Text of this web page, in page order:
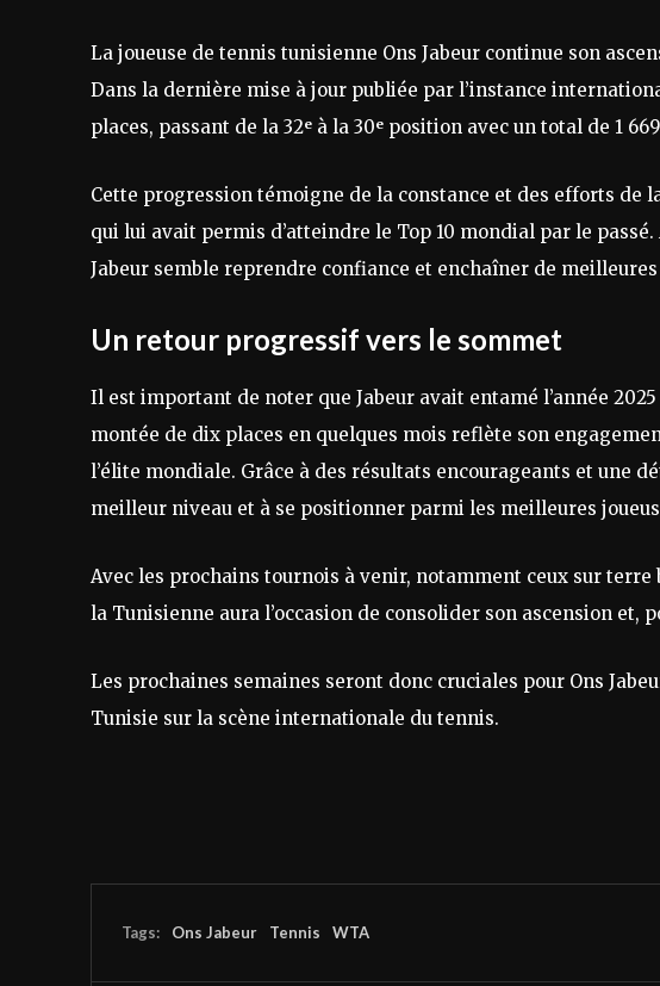
La joueuse de tennis tunisienne Ons Jabeur continue son
Dans la dernière mise à jour publiée par l’instance
places, passant de la 32ᵉ à la 30ᵉ position avec un total de 1
Cette progression témoigne de la constance et des efforts de
qui lui avait permis d’atteindre le Top 10 mondial par le
Jabeur semble reprendre confiance et enchaîner de
Un retour progressif vers le sommet
Il est important de noter que Jabeur avait entamé l’année
montée de dix places en quelques mois reflète son
l’élite mondiale. Grâce à des résultats encourageants et une
meilleur niveau et à se positionner parmi les meilleures
Avec les prochains tournois à venir, notamment ceux sur
la Tunisienne aura l’occasion de consolider son ascension et,
Les prochaines semaines seront donc cruciales pour Ons
Tunisie sur la scène internationale du tennis.
Tags: Ons Jabeur Tennis WTA